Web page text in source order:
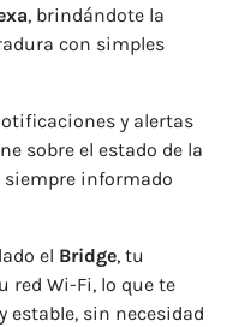
, brindándote la
con simples
y alertas
sobre el estado de la
informado
el Bridge, tu
red Wi-Fi, lo que te
sin necesidad